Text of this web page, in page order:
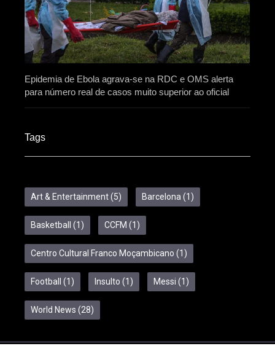
Epidemia de Ebola agrava-se na RDC e OMS alerta
para número real de casos muito superior ao oficial
Tags
Art & Entertainment(5) Barcelona (1)
Basketball (1) CCFM (1)
Centro Cultural Franco Moçambicano (1)
Football (1) Insulto (1) Messi (1)
World News (28)